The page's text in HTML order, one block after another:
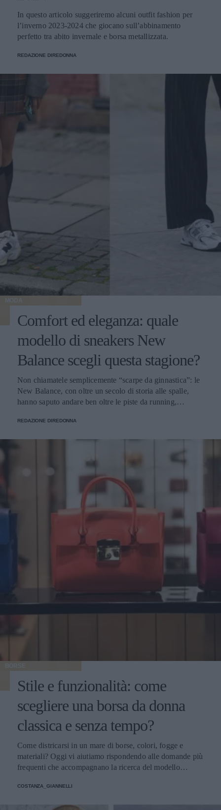
In questo articolo suggeriremo alcuni outfit fashion per
l’inverno 2023-2024 che giocano sull’abbinamento
perfetto tra abito invernale e borsa metallizzata.
REDAZIONE DIREDONNA
MODA
Comfort ed eleganza: quale
modello di sneakers New
Balance scegli questa stagione?
Non chiamatele semplicemente “scarpe da ginnastica”: le
New Balance, con oltre un secolo di storia alle spalle,
hanno saputo andare ben oltre le piste da running,
REDAZIONE DIREDONNA
BORSE
Stile e funzionalità: come
scegliere una borsa da donna
classica e senza tempo?
Come districarsi in un mare di borse, colori, fogge e
materiali? Oggi vi aiutiamo rispondendo alle domande più
frequenti che accompagnano la ricerca del modello
COSTANZA_GIANNELLI